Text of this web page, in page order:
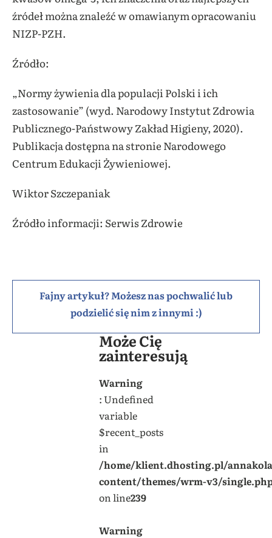
źródeł można znaleźć w omawianym opracowaniu
NIZP-PZH.
Źródło:
„Normy żywienia dla populacji Polski i ich
zastosowanie” (wyd. Narodowy Instytut Zdrowia
Publicznego-Państwowy Zakład Higieny, 2020).
Publikacja dostępna na stronie Narodowego
Centrum Edukacji Żywieniowej.
Wiktor Szczepaniak
Źródło informacji: Serwis Zdrowie
Fajny artykuł? Możesz nas pochwalić lub
podzielić się nim z innymi :)
Może Cię
zainteresują
Warning
: Undefined
variable
$recent_posts
in
/home/klient.dhosting.pl/
content/themes/wrm-v3/
on line239
Warning